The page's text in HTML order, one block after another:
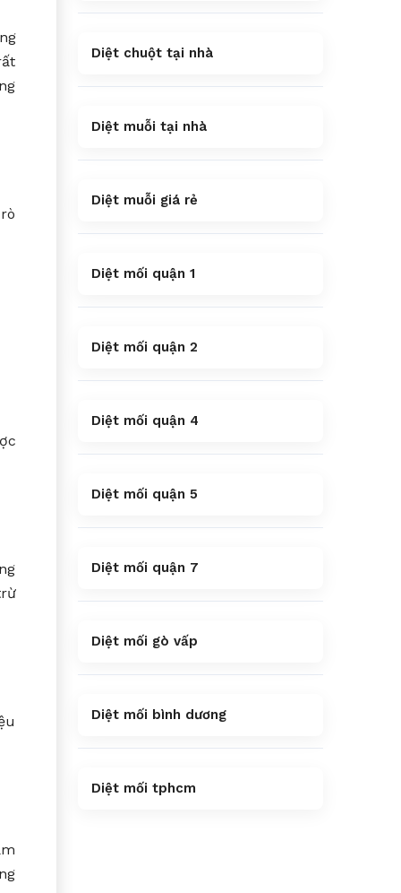
Diệt chuột tại nhà
Diệt muỗi tại nhà
Diệt muỗi giá rẻ
Diệt mối quận 1
Diệt mối quận 2
Diệt mối quận 4
Diệt mối quận 5
Diệt mối quận 7
Diệt mối gò vấp
Diệt mối bình dương
Diệt mối tphcm